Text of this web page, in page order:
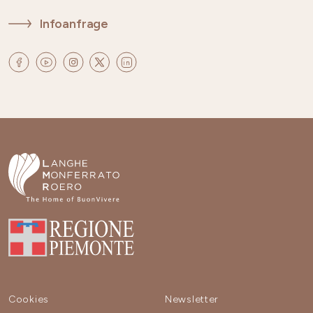
Infoanfrage
Cookies Newsletter